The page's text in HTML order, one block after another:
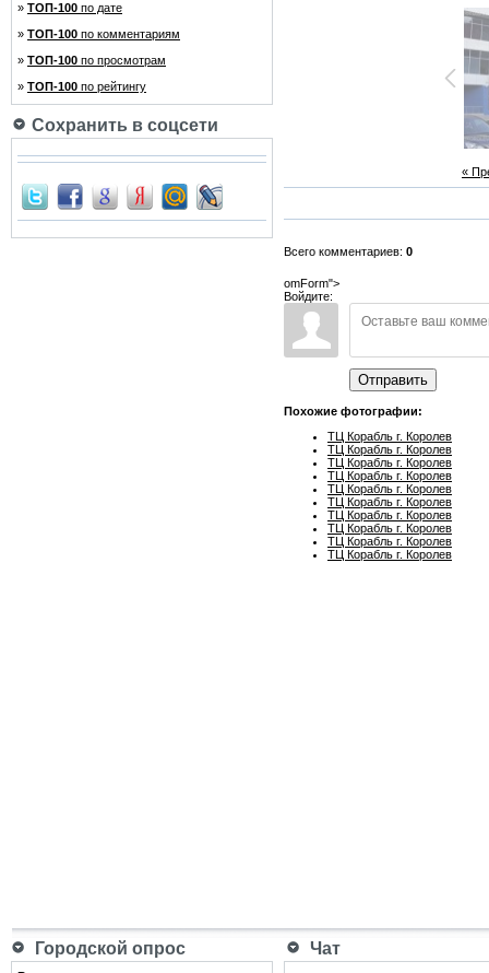
» ТОП-100 по дате
» ТОП-100 по комментариям
» ТОП-100 по просмотрам
» ТОП-100 по рейтингу
Сохранить в соцсети
«
Всего комментариев: 0
omForm">
Войдите:
Отправить
Похожие фотографии:
ТЦ Корабль г. Королев
ТЦ Корабль г. Королев
ТЦ Корабль г. Королев
ТЦ Корабль г. Королев
ТЦ Корабль г. Королев
ТЦ Корабль г. Королев
ТЦ Корабль г. Королев
ТЦ Корабль г. Королев
ТЦ Корабль г. Королев
ТЦ Корабль г. Королев
Городской опрос Чат